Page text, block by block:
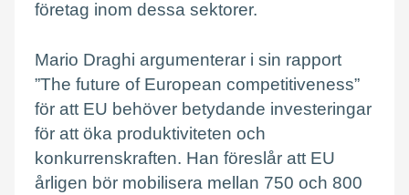
företag inom dessa sektorer.
Mario Draghi argumenterar i sin rapport
”The future of European competitiveness”
för att EU behöver betydande investeringar
för att öka produktiviteten och
konkurrenskraften. Han föreslår att EU
årligen bör mobilisera mellan 750 och 800